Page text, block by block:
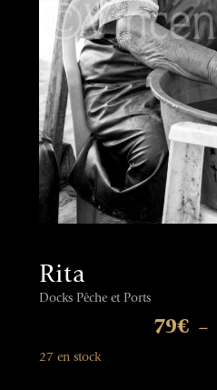
Rita
Docks Pêche et Ports
79€ –
27 en stock